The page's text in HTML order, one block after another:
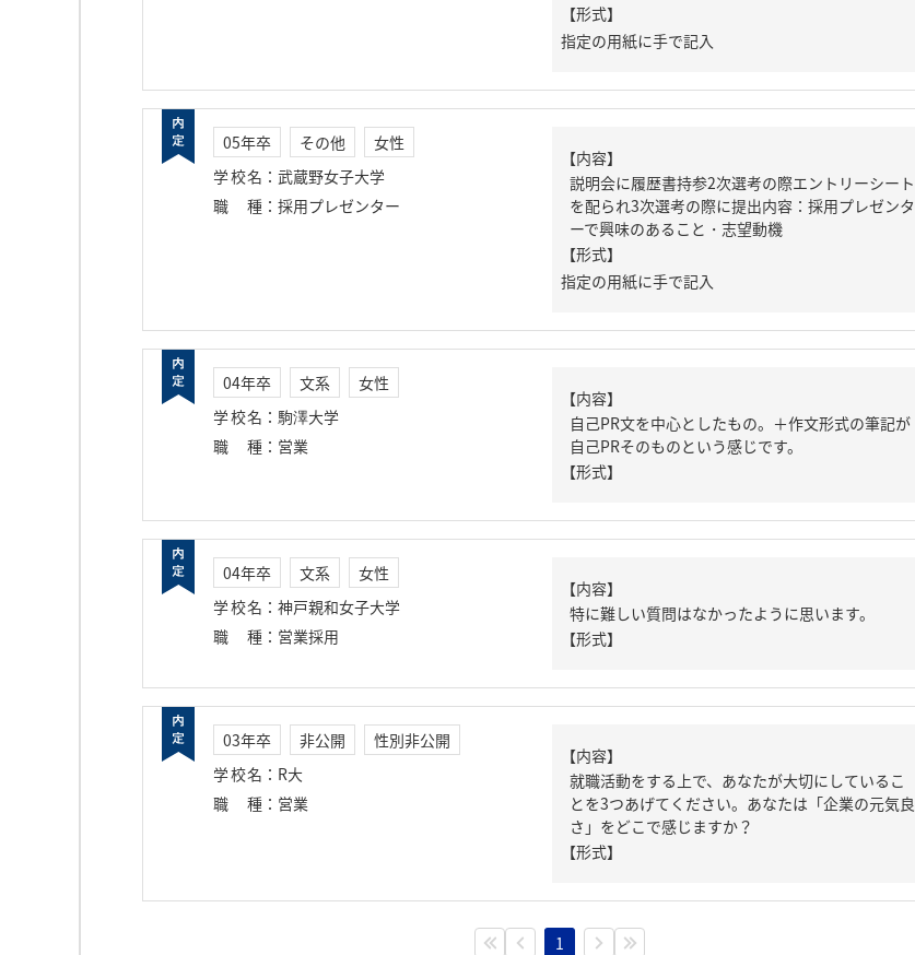
【形式】
指定の用紙に手で記入
05年卒 その他
女性
学校名 ： 武蔵野女子大学
職種 ： 採用プレゼンター
【内容】
説明会に履歴書持参2次選考の際エントリーシート
を配られ3次選考の際に提出内容：採用プレゼンタ
ーで興味のあること・志望動機
【形式】
指定の用紙に手で記入
04年卒 文系
女性
学校名 ： 駒澤大学
職種 ： 営業
【内容】
自己PR文を中心としたもの。＋作文形式の筆記が
自己PRそのものという感じです。
【形式】
04年卒 文系
女性
学校名 ： 神戸親和女子大学
職種 ： 営業採用
【内容】
特に難しい質問はなかったように思います。
【形式】
03年卒 非公開
性別非公開
学校名 ： R大
職種 ： 営業
【内容】
就職活動をする上で、あなたが大切にしているこ
とを3つあげてください。あなたは「企業の元気良
さ」をどこで感じますか？
【形式】
1